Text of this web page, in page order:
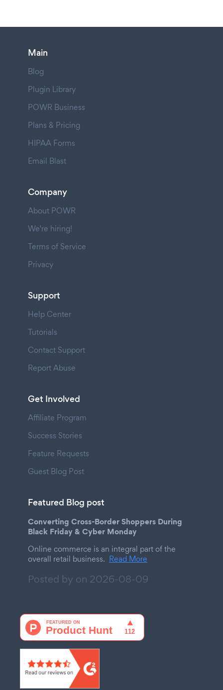
Main
Blog
Plugin Library
POWR Business
Plans & Pricing
HIPAA Forms
Email Blast
Company
About POWR
We're hiring!
Terms of Service
Privacy
Support
Help Center
Tutorials
Contact Support
Report Abuse
Get Involved
Affiliate Program
Success Stories
Feature Requests
Guest Blog Post
Featured Blog post
Converting Cross-Border Shoppers During
Black Friday & Cyber Monday
Online commerce is an integral part of the
overall retail business. Read More
Posted by on 2026-08-09